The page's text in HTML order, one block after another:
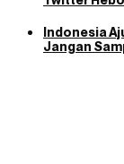
Indonesia
Jangan